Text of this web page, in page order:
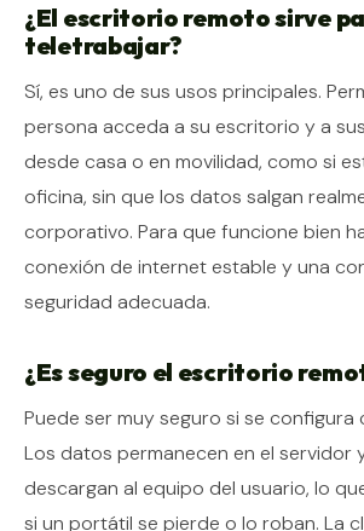
¿El escritorio remoto sirve
teletrabajar?
Sí, es uno de sus usos principales.
persona acceda a su escritorio y a
desde casa o en movilidad, como si
oficina, sin que los datos salgan
corporativo. Para que funcione bien
conexión de internet estable y una
seguridad adecuada.
¿Es seguro el escritorio
Puede ser muy seguro si se
Los datos permanecen en el servidor
descargan al equipo del usuario, lo
si un portátil se pierde o lo roban. La